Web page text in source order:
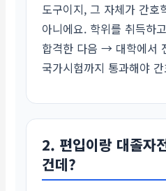
도구이지, 그 자체가 간호
아니에요. 학위를 취득하
합격한 다음 → 대학에서
국가시험까지 통과해야
2. 편입이랑 대졸자
건데?